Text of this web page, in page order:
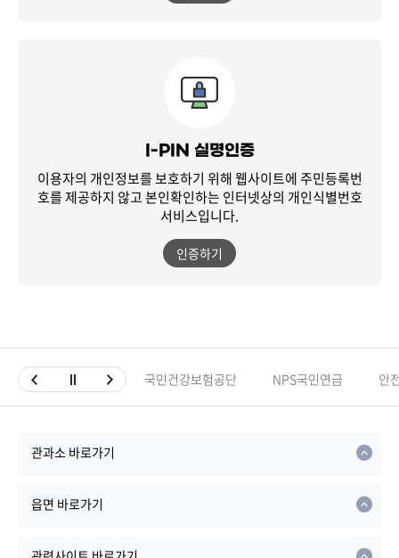
I-PIN 실명인증
이용자의 개인정보를 보호하기 위해 웹사이트에 주민등록번
호를 제공하지 않고본인확인하는 인터넷상의 개인식별번호
서비스입니다.
인증하기
국민건강보험공단 NPS국민연금 안
관과소 바로가기
읍면 바로가기